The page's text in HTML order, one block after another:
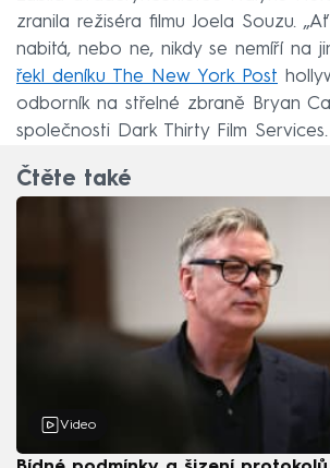
zranila režiséra filmu Joela Souzu.
nabitá, nebo ne, nikdy se nemíří na
řekl deníku The New York Post
odborník na střelné zbraně Bryan
společnosti Dark Thirty Film Services.
Čtěte také
Video